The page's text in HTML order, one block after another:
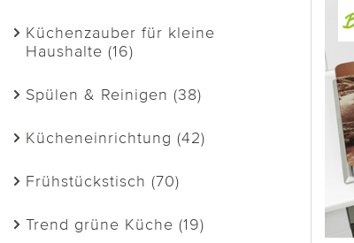
Küchenzauber für kleine
Haushalte (16)
Spülen & Reinigen (38)
Kücheneinrichtung (42)
Frühstückstisch (70)
Trend grüne Küche (19)